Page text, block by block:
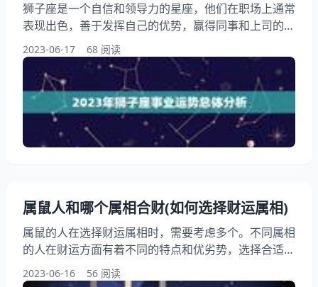
狮子座是一个自信和领导力的星座，他们在职场上通常
表现出色，善于发挥自己的优势，赢得同事和上司的认
可。2023年对于狮子座来说是一个全新的起点，他们
将面临新的机遇和挑战，需要做好充分的准备和规划，
才能在职场上更上一层楼。本文将为大家详细解读狮子
座2023年的事业运势，希望对广大狮子座朋友有所帮
助。 一、2023年狮子座事业运势总体分析 2023年对于
狮子座来说是一个机遇和挑战的一年。在这一年里
2023-06-17 68 阅读
属鼠人和哪个属相合财(如何选择财运属相)
属鼠的人在选择财运属相时，需要考虑多个。不同属相
的人在财运方面有着不同的特点和优劣势，选择合适的
财运属相可以帮助属鼠的人更好地发挥自己的优势，提
升财富运势。本文将为大家介绍属鼠人和哪个属相合
2023-06-16 56 阅读